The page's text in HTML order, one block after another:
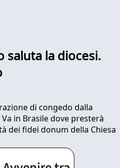
saluta la diocesi.
di congedo dalla
in Brasile dove presterà
dei fidei donum della Chiesa